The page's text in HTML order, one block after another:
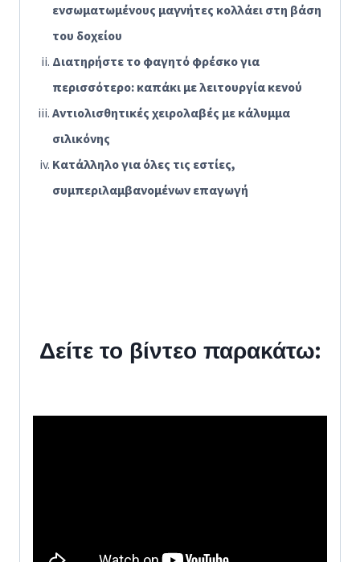
ενσωματωμένους μαγνήτες κολλάει στη βάση
του δοχείου
Διατηρήστε το φαγητό φρέσκο ​​για
περισσότερο: καπάκι με λειτουργία κενού
Αντιολισθητικές χειρολαβές με κάλυμμα
σιλικόνης
Κατάλληλο για όλες τις εστίες,
συμπεριλαμβανομένων επαγωγή
Δείτε το βίντεο παρακάτω: